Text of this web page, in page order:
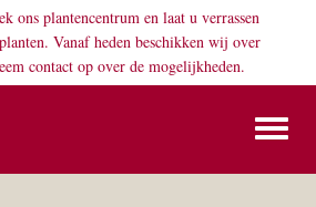
ons plantencentrum en laat u verrassen
Vanaf heden beschikken wij over
contact op over de mogelijkheden.